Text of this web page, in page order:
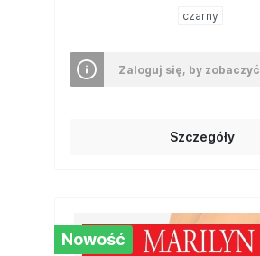
czarny
Zaloguj się, by
Szczegóły
Nowość